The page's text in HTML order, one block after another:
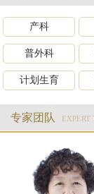
产科
普外科
计划生育
专家团队 EXPERT